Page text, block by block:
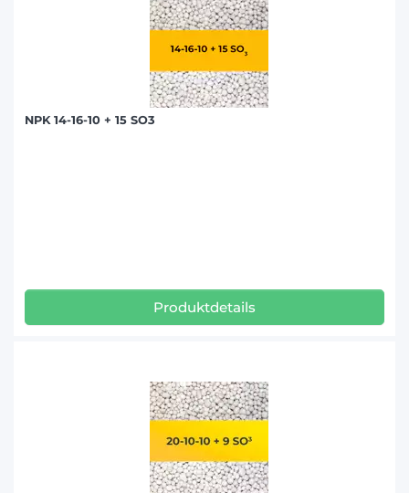
NPK 14-16-10 + 15 SO3
Produktdetails